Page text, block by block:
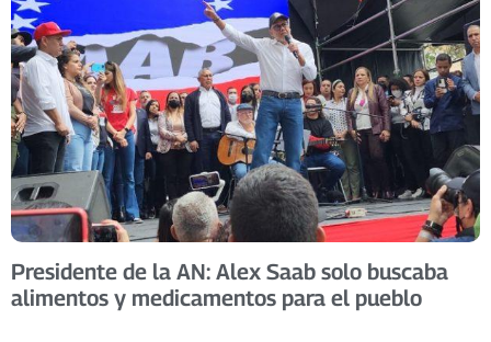
Presidente de la AN: Alex Saab solo buscaba
alimentos y medicamentos para el pueblo